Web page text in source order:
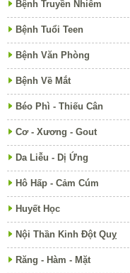
Bệnh Truyền Nhiễm
Bệnh Tuổi Teen
Bệnh Văn Phòng
Bệnh Về Mắt
Béo Phì - Thiếu Cân
Cơ - Xương - Gout
Da Liễu - Dị Ứng
Hô Hấp - Cảm Cúm
Huyết Học
Nội Thần Kinh Đột Quỵ
Răng - Hàm - Mặt